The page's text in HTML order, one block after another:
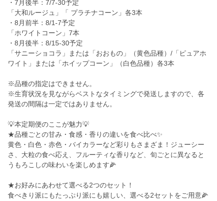
・7月後半：7/7-30予定
「大和ルージュ」「 プラチナコーン」各3本
・8月前半：8/1-7予定
「ホワイトコーン」7本
・8月後半：8/15-30予定
「サニーショコラ」または「おおもの」（黄色品種）/「ピュアホ
ワイト」または「ホイップコーン」（白色品種）各3本
※品種の指定はできません。
※生育状況を見ながらベストなタイミングで発送しますので、各
発送の間隔は一定ではありません。
💡本定期便のここが魅力💡
★品種ごとの甘み・食感・香りの違いを食べ比べ✨
黄色・白色・赤色・バイカラーなど彩りもさまざま！ジューシー
さ、大粒の食べ応え、フルーティな香りなど、旬ごとに異なると
うもろこしの味わいを楽しめます🌽
★お好みにあわせて選べる2つのセット！
食べきり派にもたっぷり派にも嬉しい、選べる2セットをご用意🌽